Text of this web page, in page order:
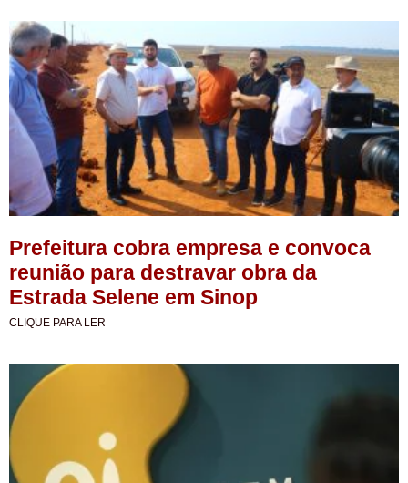
Prefeitura cobra empresa e convoca
reunião para destravar obra da
Estrada Selene em Sinop
CLIQUE PARA LER